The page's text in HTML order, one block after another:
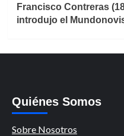
Francisco Contreras
introdujo el
Quiénes Somos
Sobre Nosotros